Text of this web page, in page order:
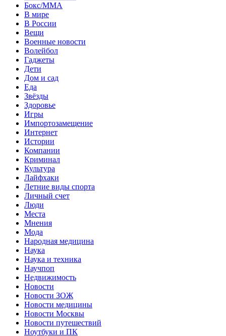
Бокс/MMA
В мире
В России
Вещи
Военные новости
Волейбол
Гаджеты
Дети
Дом и сад
Еда
Звёзды
Здоровье
Игры
Импортозамещение
Интернет
Истории
Компании
Криминал
Культура
Лайфхаки
Летние виды спорта
Личный счет
Люди
Места
Мнения
Мода
Народная медицина
Наука
Наука и техника
Научпоп
Недвижимость
Новости
Новости ЗОЖ
Новости медицины
Новости Москвы
Новости путешествий
Ноутбуки и ПК